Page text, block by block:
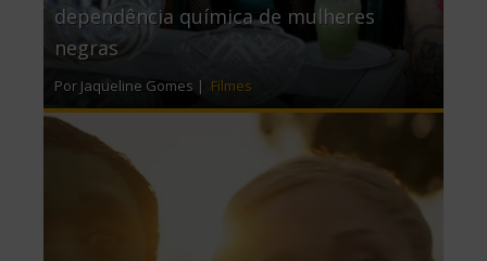
dependência química de mulheres
negras
Por Jaqueline Gomes | Filmes